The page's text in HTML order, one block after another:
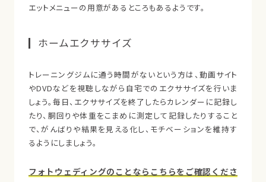
エットメニューの用意があるところもあるようです。
ホームエクササイズ
トレーニングジムに通う時間がないという方は、動画サイト
やDVDなどを視聴しながら自宅でのエクササイズを行いま
しょう。毎日、エクササイズを終了したらカレンダーに記録し
たり、胴回りや体重をこまめに測定して記録したりすること
で、がんばりや結果を見える化し、モチベーションを維持す
るようにしましょう。
フォトウェディングのことならこちらをご確認くださ